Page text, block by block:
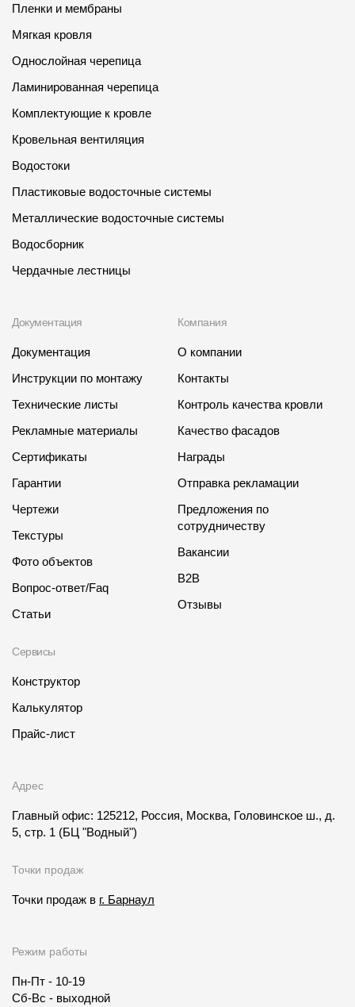
Пленки и мембраны
Мягкая кровля
Однослойная черепица
Ламинированная черепица
Комплектующие к кровле
Кровельная вентиляция
Водостоки
Пластиковые водосточные системы
Металлические водосточные системы
Водосборник
Чердачные лестницы
Документация
Документация
Инструкции по монтажу
Технические листы
Рекламные материалы
Сертификаты
Гарантии
Чертежи
Текстуры
Фото объектов
Вопрос-ответ/Faq
Статьи
Сервисы
Конструктор
Калькулятор
Прайс-лист
Компания
О компании
Контакты
Контроль качества кровли
Качество фасадов
Награды
Отправка рекламации
Предложения по
сотрудничеству
Вакансии
B2B
Отзывы
Адрес
Главный офис: 125212, Россия, Москва, Головинское ш., д.
5, стр. 1 (БЦ "Водный")
Точки продаж
Точки продаж в г. Барнаул
Режим работы
Пн-Пт - 10-19
Сб-Вс - выходной